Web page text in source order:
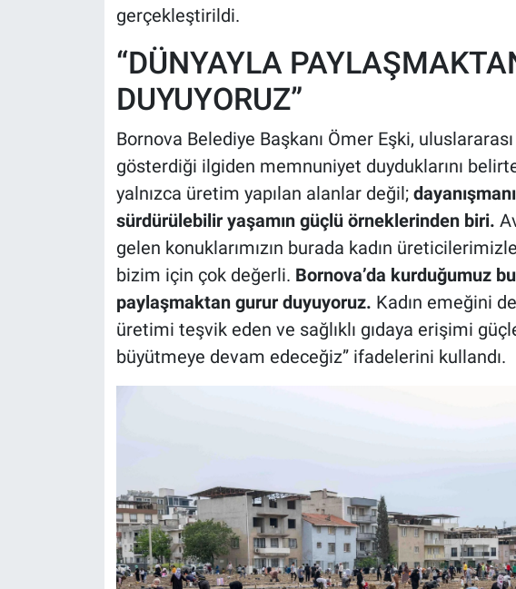
gerçekleştirildi.
“DÜNYAYLA
DUYUYORUZ”
Bornova Belediye Başkanı Ömer Eşki,
gösterdiği ilgiden memnuniyet duyduklarını
yalnızca üretim yapılan alanlar değil;
sürdürülebilir yaşamın güçlü örneklerinden biri.
gelen konuklarımızın burada kadın
bizim için çok değerli. Bornova’da kurduğumuz
paylaşmaktan gurur duyuyoruz. Kadın emeğini
üretimi teşvik eden ve sağlıklı gıdaya erişimi
büyütmeye devam edeceğiz” ifadelerini kullandı.